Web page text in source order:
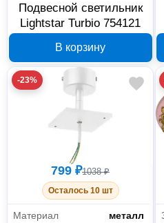
Подвесной светильник
Lightstar Turbio 754121
В корзину
-23%
799 ₽1038 ₽
Осталось 10 шт
Материал
металл